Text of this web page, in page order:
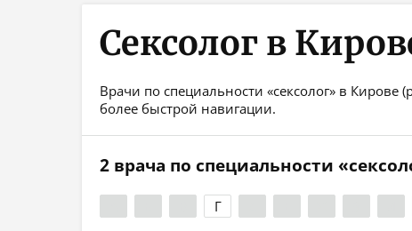
Сексолог в
Врачи по специальности «сексолог» в
более быстрой навигации.
2 врача по специальности
Г